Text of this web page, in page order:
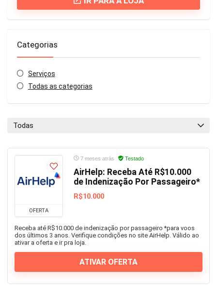
Categorias
Serviços
Todas as categorias
Todas
OFERTA
7 meses atrás Testado
AirHelp: Receba Até R$10.000
de Indenização Por Passageiro*
R$10.000
Receba até R$10.000 de indenização por passageiro *para voos
dos últimos 3 anos. Verifique condições no site AirHelp. Válido ao
ativar a oferta e ir pra loja.
ATIVAR OFERTA